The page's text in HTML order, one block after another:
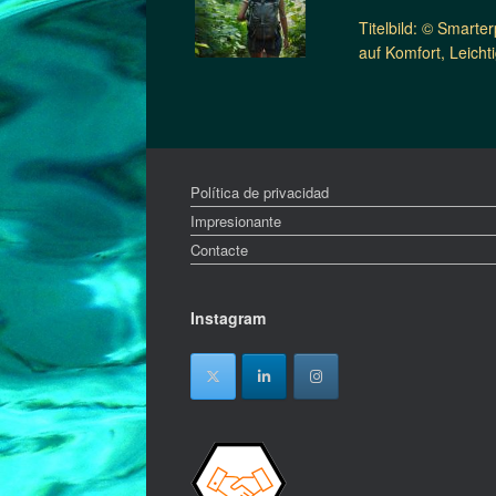
Titelbild: ©
auf Komfort,
Política de privacidad
Impresionante
Contacte
Instagram